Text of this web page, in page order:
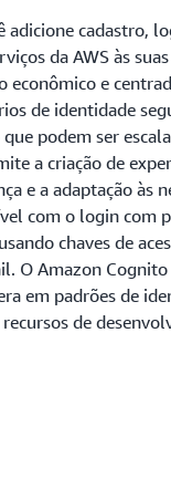
adicione cadastro,
da AWS às
econômico e
de identidade
podem ser
a criação de
e a adaptação às
com o login com
chaves de
O Amazon
em padrões de
de